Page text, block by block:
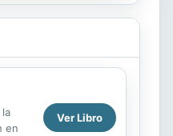
en
Ver Libro